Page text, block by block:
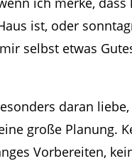
ist, oder
selbst etwas
daran
große Planung.
Vorbereiten,